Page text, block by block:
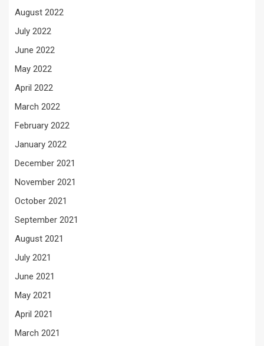
August 2022
July 2022
June 2022
May 2022
April 2022
March 2022
February 2022
January 2022
December 2021
November 2021
October 2021
September 2021
August 2021
July 2021
June 2021
May 2021
April 2021
March 2021